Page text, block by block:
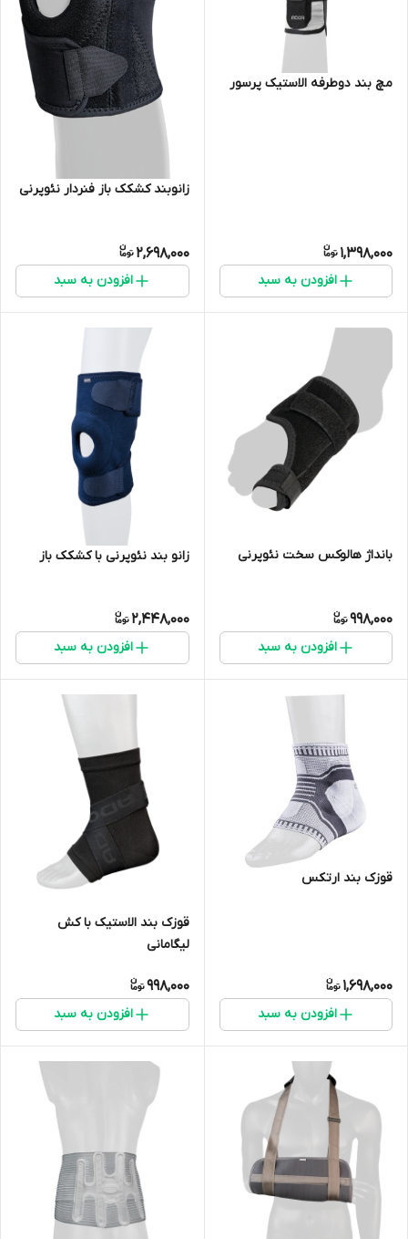
مچ بند دوطرفه الاستیک پرسور
1,398,000
افزودن به سبد
زانوبند کشکک باز فنردار نئوپرنی
2,698,000
افزودن به سبد
بانداژ هالوکس سخت نئوپرنی
998,000
افزودن به سبد
زانو بند نئوپرنی با کشکک باز
2,448,000
افزودن به سبد
قوزک بند ارتکس
1,698,000
افزودن به سبد
قوزک بند الاستیک با کش
لیگامانی
998,000
افزودن به سبد